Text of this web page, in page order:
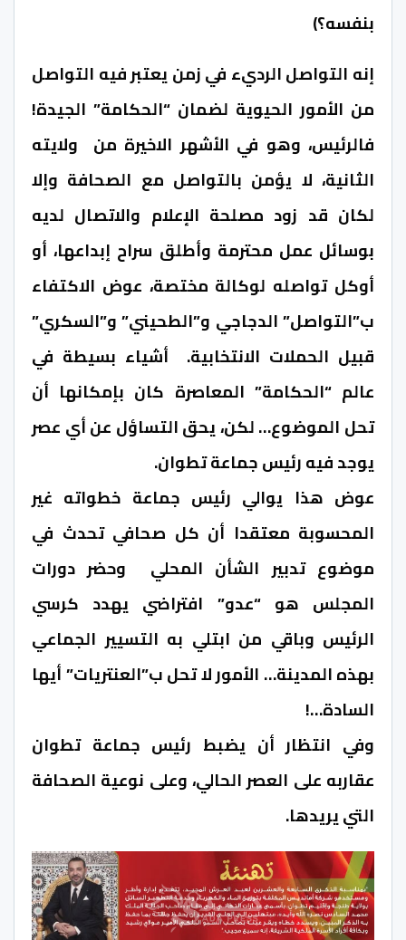
بنفسه؟)
إنه التواصل الرديء في زمن يعتبر فيه التواصل
من الأمور الحيوية لضمان “الحكامة” الجيدة!
فالرئيس، وهو في الأشهر الاخيرة من ولايته
الثانية، لا يؤمن بالتواصل مع الصحافة وإلا
لكان قد زود مصلحة الإعلام والاتصال لديه
بوسائل عمل محترمة وأطلق سراح إبداعها، أو
أوكل تواصله لوكالة مختصة، عوض الاكتفاء
ب”التواصل” الدجاجي و”الطحيني” و”السكري”
قبيل الحملات الانتخابية. أشياء بسيطة في
عالم “الحكامة” المعاصرة كان بإمكانها أن
تحل الموضوع… لكن، يحق التساؤل عن أي عصر
يوجد فيه رئيس جماعة تطوان.
عوض هذا يوالي رئيس جماعة خطواته غير
المحسوبة معتقدا أن كل صحافي تحدث في
موضوع تدبير الشأن المحلي وحضر دورات
المجلس هو “عدو” افتراضي يهدد كرسي
الرئيس وباقي من ابتلي به التسيير الجماعي
بهذه المدينة… الأمور لا تحل ب”العنتريات” أيها
السادة…!
وفي انتظار أن يضبط رئيس جماعة تطوان
عقاربه على العصر الحالي، وعلى نوعية الصحافة
التي يريدها.